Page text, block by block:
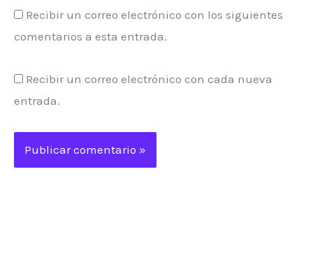
Recibir un correo electrónico con los siguientes
comentarios a esta entrada.
Recibir un correo electrónico con cada nueva
entrada.